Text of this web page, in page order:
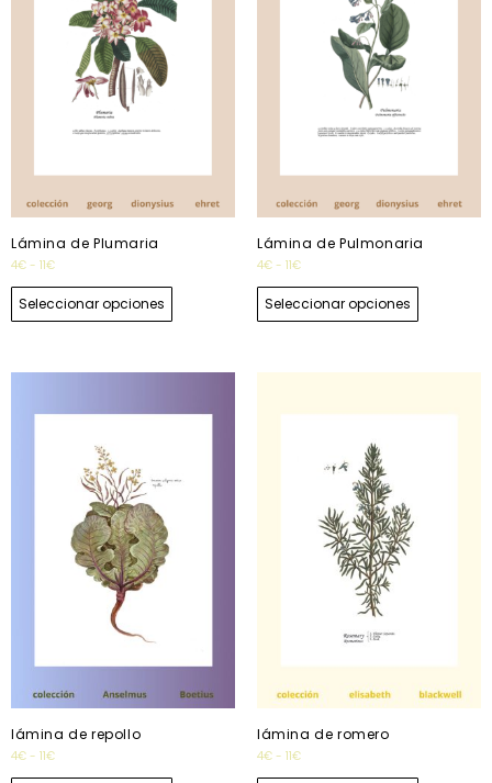
Lámina de Plumaria
4€ - 11€
Seleccionar opciones
Lámina de Pulmonaria
4€ - 11€
Seleccionar opciones
lámina de repollo
4€ - 11€
lámina de romero
4€ - 11€